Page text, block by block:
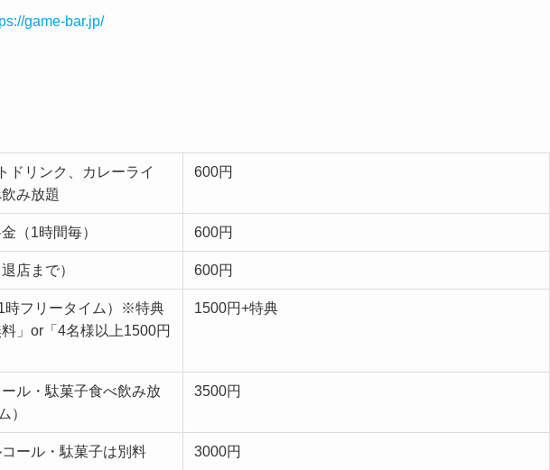
game-bar.jp/
ドリンク、カレーライ
み放題
600円
（1時間毎） 600円
店まで） 600円
時フリータイム）※特典
」or「4名様以上1500円
1500円+特典
ル・駄菓子食べ飲み放
）
3500円
ール・駄菓子は別料
3000円